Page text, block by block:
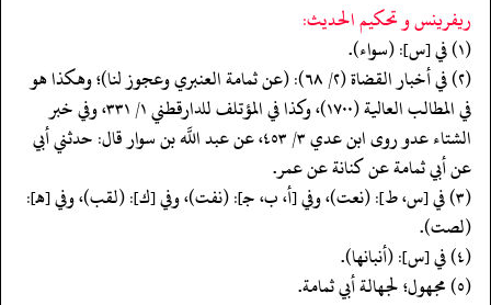
ريفرينس و تحكيم الحدیث:
(١) في [س]: (سواء).
(٢) في أخبار القضاة (٢/ ٦٨): (عن ثمامة العنبري وعجوز لنا)؛ وهكذا هو
في المطالب العالية (١٧٠٠)، وكذا في المؤتلف للدارقطني ١/ ٣٣١، وفي خبر
الشتاء عدو روى ابن عدي ٣/ ٤٥٣، عن عبد اللَّه بن سوار قال: حدثني أبي
عن أبي ثمامة عن كنانة عن عمر.
(٣) في [س، ط]: (نعت)، وفي [أ، ب، جـ]: (نفت)، وفي [ك]: (لقب)، وفي [هـ]:
(لصت).
(٤) في [س]: (أنبانها).
(٥) مجهول؛ لجهالة أبي ثمامة.